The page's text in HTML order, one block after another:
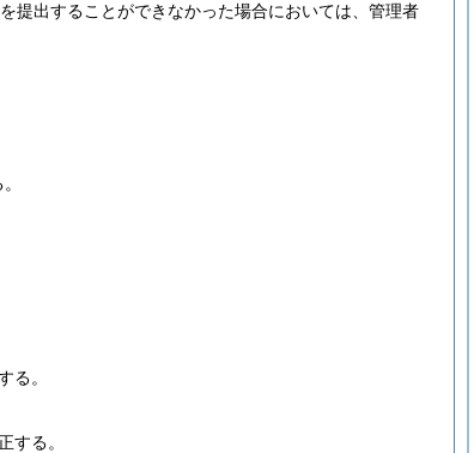
提出することができなかった場合においては、管理者
る。
する。